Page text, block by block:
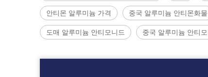
안티몬 알루미늄 가격 중국 알루미늄 안티몬화물
도매 알루미늄 안티모니드 중국 알루미늄 안티